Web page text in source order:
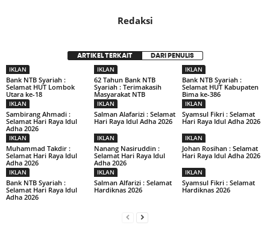
Redaksi
ARTIKEL TERKAIT DARI PENULIS
IKLAN
Bank NTB Syariah :
Selamat HUT Lombok
Utara ke-18
IKLAN
62 Tahun Bank NTB
Syariah : Terimakasih
Masyarakat NTB
IKLAN
Bank NTB Syariah :
Selamat HUT Kabupaten
Bima ke-386
IKLAN
Sambirang Ahmadi :
Selamat Hari Raya Idul
Adha 2026
IKLAN
Salman Alafarizi : Selamat
Hari Raya Idul Adha 2026
IKLAN
Syamsul Fikri : Selamat
Hari Raya Idul Adha 2026
IKLAN
Muhammad Takdir :
Selamat Hari Raya Idul
Adha 2026
IKLAN
Nanang Nasiruddin :
Selamat Hari Raya Idul
Adha 2026
IKLAN
Johan Rosihan : Selamat
Hari Raya Idul Adha 2026
IKLAN
Bank NTB Syariah :
Selamat Hari Raya Idul
Adha 2026
IKLAN
Salman Alfarizi : Selamat
Hardiknas 2026
IKLAN
Syamsul Fikri : Selamat
Hardiknas 2026